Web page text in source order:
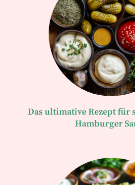
Das ultimative Rezept für
Hamburger